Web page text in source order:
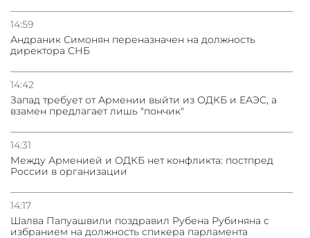
14:59
Андраник Симонян переназначен на должность
директора СНБ
14:42
Запад требует от Армении выйти из ОДКБ и ЕАЭС, а
взамен предлагает лишь "пончик"
14:31
Между Арменией и ОДКБ нет конфликта: постпред
России в организации
14:17
Шалва Папуашвили поздравил Рубена Рубиняна с
избранием на должность спикера парламента